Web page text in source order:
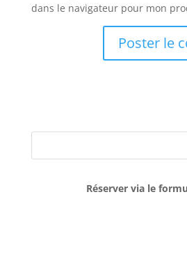
dans le navigateur pour mon
Réserver via le